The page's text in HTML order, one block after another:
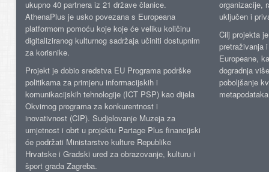
ukupno 40 partnera iz 21 države članice.
AthenaPlus je usko povezana s Europeana
platformom pomoću koje koje će veliku količinu
digitaliziranog kulturnog sadržaja učiniti dostupnim
za korisnike.
Projekt je dobio sredstva EU Programa podrške
politikama za primjenu informacijskih i
komunikacijskih tehnologije (ICT PSP) kao dijela
Okvirnog programa za konkurentnost i
inovativnost (CIP). Sudjelovanje Muzeja za
umjetnost i obrt u projektu Partage Plus financijski
će podržati Ministarstvo kulture Republike
Hrvatske i Gradski ured za obrazovanje, kulturu i
šport grada Zagreba.
organizacije,
uključen i
Cilj projekta
pretraživanja
Europeane,
dogradnja
poboljšanje